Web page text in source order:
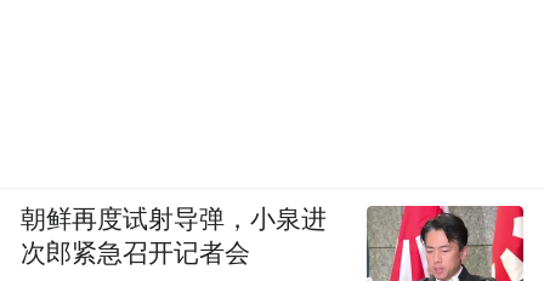
朝鲜再度试射导弹，小泉进
次郎紧急召开记者会